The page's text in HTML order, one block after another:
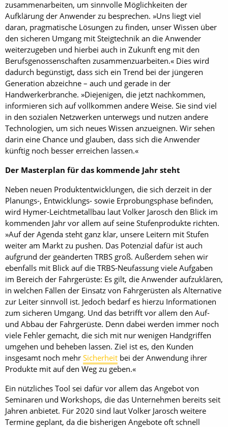
zusammenarbeiten, um sinnvolle Möglichkeiten der
Aufklärung der Anwender zu besprechen. »Uns liegt viel
daran, pragmatische Lösungen zu finden, unser Wissen über
den sicheren Umgang mit Steigtechnik an die Anwender
weiterzugeben und hierbei auch in Zukunft eng mit den
Berufsgenossenschaften zusammenzuarbeiten.« Dies wird
dadurch begünstigt, dass sich ein Trend bei der jüngeren
Generation abzeichne – auch und gerade in der
Handwerkerbranche. »Diejenigen, die jetzt nachkommen,
informieren sich auf vollkommen andere Weise. Sie sind viel
in den sozialen Netzwerken unterwegs und nutzen andere
Technologien, um sich neues Wissen anzueignen. Wir sehen
darin eine Chance und glauben, dass sich die Anwender
künftig noch besser erreichen lassen.«
Der Masterplan für das kommende Jahr steht
Neben neuen Produktentwicklungen, die sich derzeit in der
Planungs-, Entwicklungs- sowie Erprobungsphase befinden,
wird Hymer-Leichtmetallbau laut Volker Jarosch den Blick im
kommenden Jahr vor allem auf seine Stufenprodukte richten.
»Auf der Agenda steht ganz klar, unsere Leitern mit Stufen
weiter am Markt zu pushen. Das Potenzial dafür ist auch
aufgrund der geänderten TRBS groß. Außerdem sehen wir
ebenfalls mit Blick auf die TRBS-Neufassung viele Aufgaben
im Bereich der Fahrgerüste: Es gilt, die Anwender aufzuklären,
in welchen Fällen der Einsatz von Fahrgerüsten als Alternative
zur Leiter sinnvoll ist. Jedoch bedarf es hierzu Informationen
zum sicheren Umgang. Und das betrifft vor allem den Auf-
und Abbau der Fahrgerüste. Denn dabei werden immer noch
viele Fehler gemacht, die sich mit nur wenigen Handgriffen
umgehen und beheben lassen. Ziel ist es, den Kunden
insgesamt noch mehr Sicherheit bei der Anwendung ihrer
Produkte mit auf den Weg zu geben.«
Ein nützliches Tool sei dafür vor allem das Angebot von
Seminaren und Workshops, die das Unternehmen bereits seit
Jahren anbietet. Für 2020 sind laut Volker Jarosch weitere
Termine geplant, da die bisherigen Angebote oft schnell